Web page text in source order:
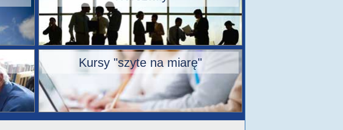
Kursy "szyte na miarę"